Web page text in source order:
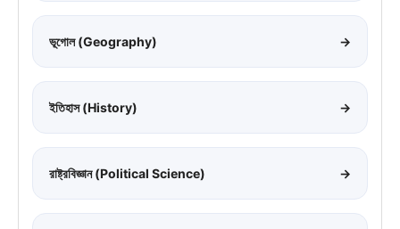
ভূগোল (Geography) →
ইতিহাস (History) →
রাষ্ট্রবিজ্ঞান (Political Science) →